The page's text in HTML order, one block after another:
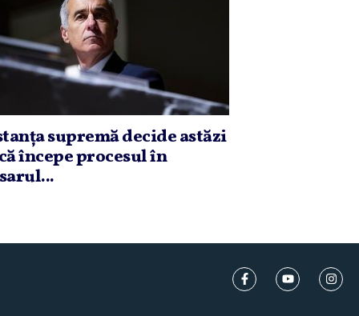
supremă decide astăzi
începe procesul în